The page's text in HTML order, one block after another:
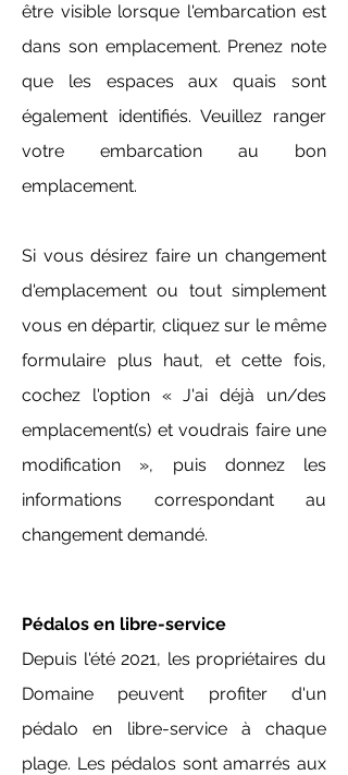
être visible lorsque l'embarcation est
dans son emplacement. Prenez note
que les espaces aux quais sont
également identifiés. Veuillez ranger
votre embarcation au bon
emplacement.
Si vous désirez faire un changement
d'emplacement ou tout simplement
vous en départir, cliquez sur le même
formulaire plus haut, et cette fois,
cochez l'option « J'ai déjà un/des
emplacement(s) et voudrais faire une
modification », puis donnez les
informations correspondant au
changement demandé.
Pédalos en libre-service
Depuis l'été 2021, les propriétaires du
Domaine peuvent profiter d'un
pédalo en libre-service à chaque
plage. Les pédalos sont amarrés aux